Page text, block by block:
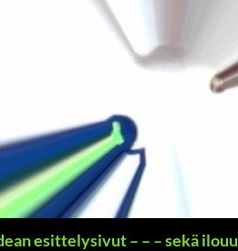
esittelysivut – – – sekä